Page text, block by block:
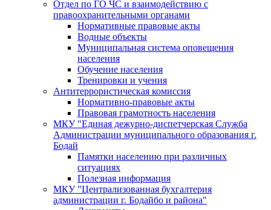
Отдел по ГО ЧС и взаимодействию с
правоохранительными органами
Нормативные правовые акты
Водные объекты
Муниципальная система оповещения
населения
Обучение населения
Тренировки и учения
Антитеррористическая комиссия
Нормативно-правовые акты
Правовая грамотность населения
МКУ "Единая дежурно-диспетчерская Служба
Администрации муниципального образования г.
Бодай
Памятки населению при различных
ситуациях
Полезная информация
МКУ "Централизованная бухгалтерия
администрации г. Бодайбо и района"